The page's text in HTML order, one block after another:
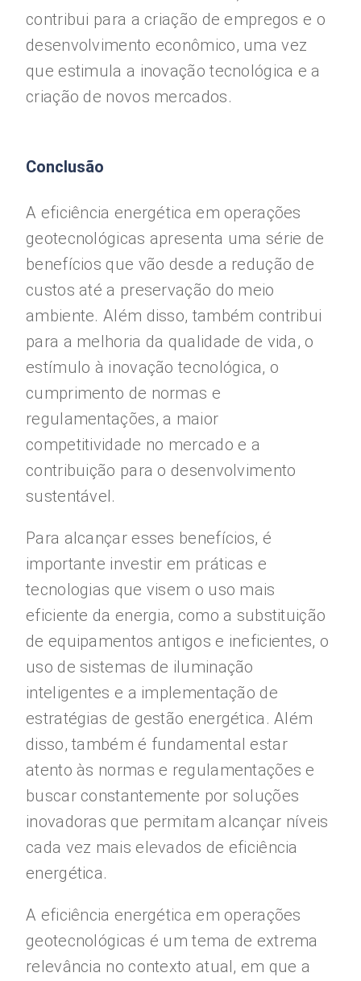
contribui para a criação de empregos e o
desenvolvimento econômico, uma vez
que estimula a inovação tecnológica e a
criação de novos mercados.
Conclusão
A eficiência energética em operações
geotecnológicas apresenta uma série de
benefícios que vão desde a redução de
custos até a preservação do meio
ambiente. Além disso, também contribui
para a melhoria da qualidade de vida, o
estímulo à inovação tecnológica, o
cumprimento de normas e
regulamentações, a maior
competitividade no mercado e a
contribuição para o desenvolvimento
sustentável.
Para alcançar esses benefícios, é
importante investir em práticas e
tecnologias que visem o uso mais
eficiente da energia, como a substituição
de equipamentos antigos e ineficientes, o
uso de sistemas de iluminação
inteligentes e a implementação de
estratégias de gestão energética. Além
disso, também é fundamental estar
atento às normas e regulamentações e
buscar constantemente por soluções
inovadoras que permitam alcançar níveis
cada vez mais elevados de eficiência
energética.
A eficiência energética em operações
geotecnológicas é um tema de extrema
relevância no contexto atual, em que a